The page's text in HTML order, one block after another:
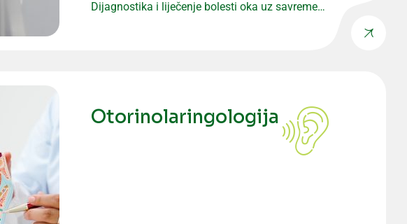
Dijagnostika i liječenje bolesti oka uz savremenu
Otorinolaringologija